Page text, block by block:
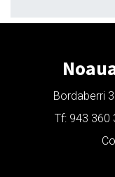
Bordaberri
Tf: 943 360